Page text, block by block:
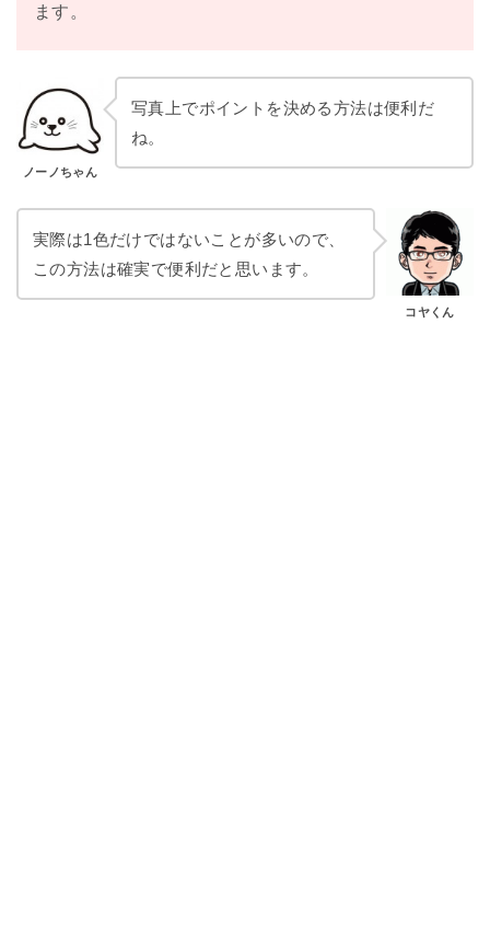
ます。
ノーノちゃん
写真上でポイントを決める方法は便利だ
ね。
実際は1色だけではないことが多いので、
この方法は確実で便利だと思います。
コヤくん